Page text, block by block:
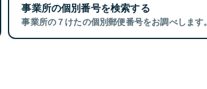
事業所の個別番号を検索する
事業所の７けたの個別郵便番号をお調べします。